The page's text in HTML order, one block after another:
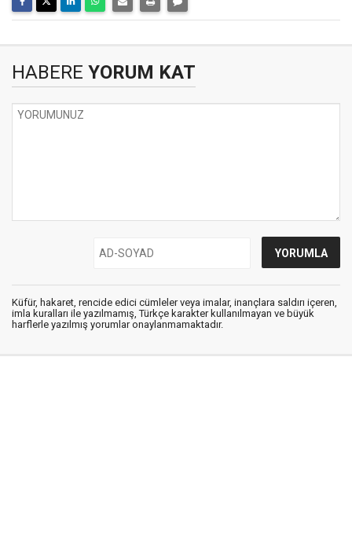
HABERE YORUM KAT
Küfür, hakaret, rencide edici cümleler veya imalar, inançlara saldırı içeren,
imla kuralları ile yazılmamış, Türkçe karakter kullanılmayan ve büyük
harflerle yazılmış yorumlar onaylanmamaktadır.